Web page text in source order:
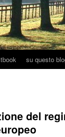
su questo
del